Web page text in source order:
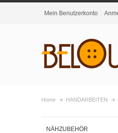
Mein Benutzerkonto
Home HANDARBEITEN
NÄHZUBEHÖR